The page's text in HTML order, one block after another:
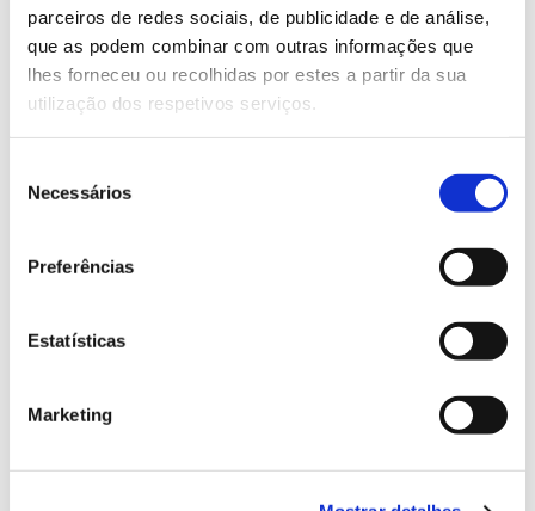
parceiros de redes sociais, de publicidade e de análise,
que as podem combinar com outras informações que
lhes forneceu ou recolhidas por estes a partir da sua
utilização dos respetivos serviços.
Necessários
Preferências
Estatísticas
Marketing
13.07.2026
Genoma do priolo e de outras espécies em risco:
conhecer para conservar
02.07.2026
Registar galhas de Trichi em acácia-das-espigas:
cidadãos chamados a ajudar